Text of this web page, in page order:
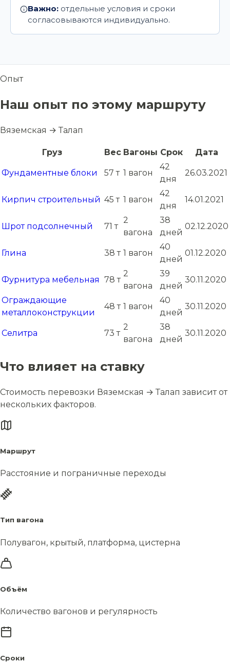
Важно: отдельные условия и сроки
согласовываются индивидуально.
Опыт
Наш опыт по этому маршруту
Вяземская → Талап
Груз Вес Вагоны Срок Дата
Фундаментные блоки 57 т 1 вагон
42
дня
26.03.2021
Кирпич строительный 45 т 1 вагон
42
дня
14.01.2021
Шрот подсолнечный 71 т
2
вагона
38
дней
02.12.2020
Глина 38 т 1 вагон
40
дней
01.12.2020
Фурнитура мебельная 78 т
2
вагона
39
дней
30.11.2020
Ограждающие
металлоконструкции
48 т 1 вагон
40
дней
30.11.2020
Селитра 73 т
2
вагона
38
дней
30.11.2020
Что влияет на ставку
Стоимость перевозки Вяземская → Талап зависит от
нескольких факторов.
Маршрут
Расстояние и пограничные переходы
Тип вагона
Полувагон, крытый, платформа, цистерна
Объём
Количество вагонов и регулярность
Сроки